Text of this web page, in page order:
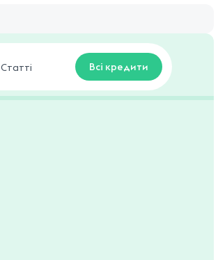
Статті Всі кредити